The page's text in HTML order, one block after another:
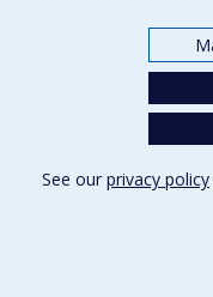
See our privacy policy